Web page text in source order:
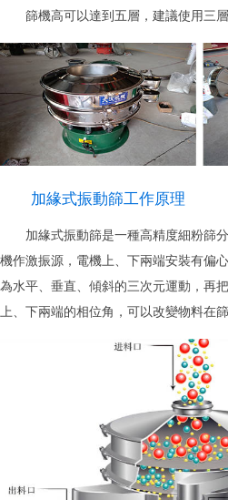
篩機高可以達到五層，建議使用三
加緣式振動篩工作原理
加緣式振動篩是一種高精度細粉篩分
機作激振源，電機上、下兩端安裝有偏
為水平、垂直、傾斜的三次元運動，再
上、下兩端的相位角，可以改變物料在